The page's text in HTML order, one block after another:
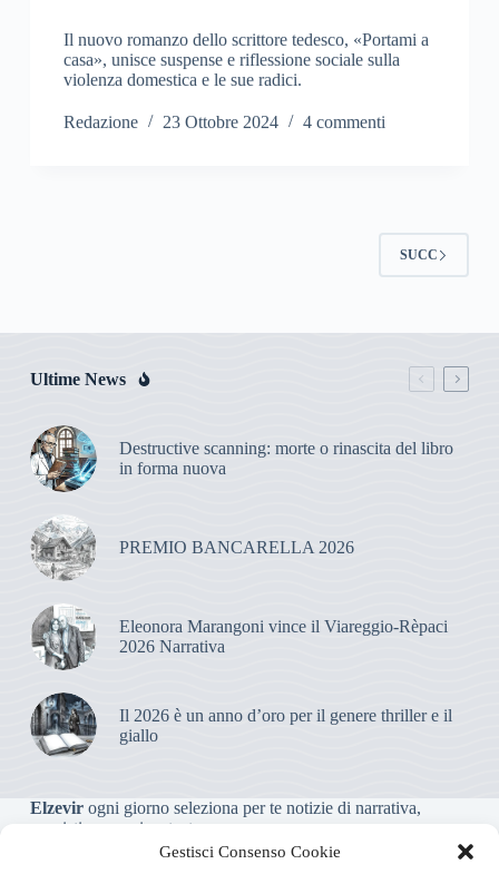
Gestisci Consenso Cookie
Il nuovo romanzo dello scrittore tedesco, «Portami a
casa», unisce suspense e riflessione sociale sulla
violenza domestica e le sue radici.
Redazione 23 Ottobre 2024 4 commenti
SUCC
Ultime News
Destructive scanning: morte o rinascita del libro
in forma nuova
PREMIO BANCARELLA 2026
Eleonora Marangoni vince il Viareggio-Rèpaci
2026 Narrativa
Il 2026 è un anno d’oro per il genere thriller e il
giallo
Elzevirogni giorno seleziona per te notizie di narrativa,
saggistica, poesia e teatro.